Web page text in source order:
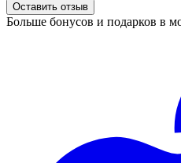
Оставить отзыв
Больше бонусов и подарков в